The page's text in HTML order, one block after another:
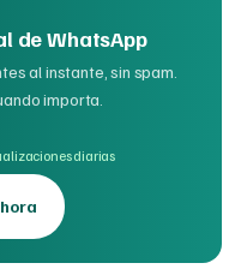
de WhatsApp
al instante, sin spam.
importa.
diarias